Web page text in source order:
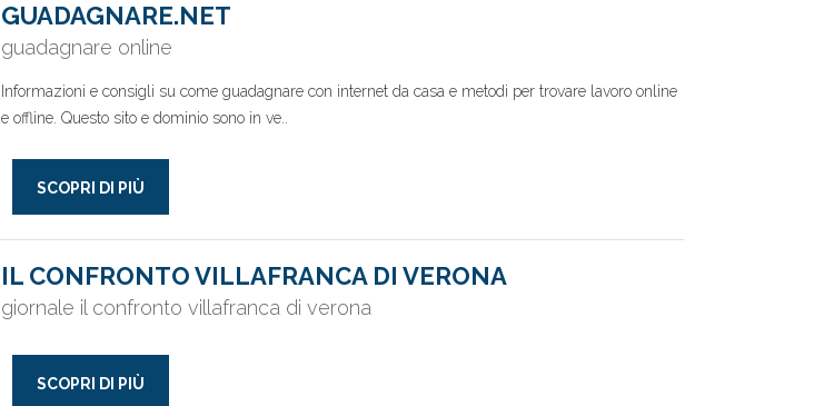
GUADAGNARE.NET
guadagnare online
Informazioni e consigli su come guadagnare con internet da casa e metodi per trovare lavoro online
e offline. Questo sito e dominio sono in ve..
SCOPRI DI PIÙ
IL CONFRONTO VILLAFRANCA DI VERONA
giornale il confronto villafranca di verona
SCOPRI DI PIÙ